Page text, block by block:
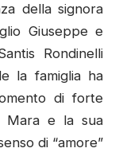
della signora
Giuseppe e
Rondinelli
la famiglia ha
di forte
Mara e la sua
di “amore”